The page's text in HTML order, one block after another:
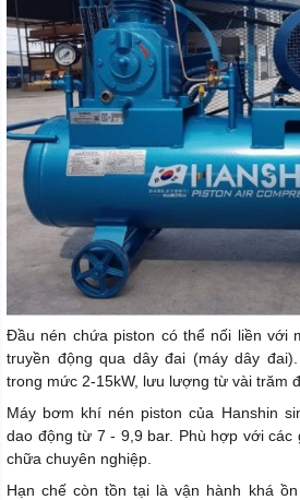
Đầu nén chứa piston có thể nối liền với
truyền động qua dây đai (máy dây
trong mức 2-15kW, lưu lượng từ vài trăm
Máy bơm khí nén piston của Hanshin
dao động từ 7 - 9,9 bar. Phù hợp với các
chữa chuyên nghiệp.
Hạn chế còn tồn tại là vận hành khá